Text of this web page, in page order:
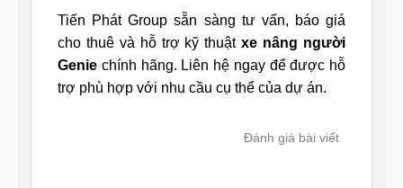
Tiến Phát Group sẵn sàng tư vấn, báo giá
cho thuê và hỗ trợ kỹ thuậtxe nâng người
Genie chính hãng. Liên hệ ngay để được hỗ
trợ phù hợp với nhu cầu cụ thể của dự án.
Đánh giá bài viết